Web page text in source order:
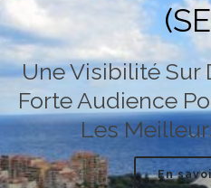
Une Visibilité Sur
Forte Audience
Les
En